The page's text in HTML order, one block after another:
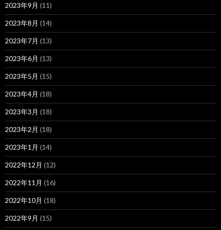
2023年9月 (11)
2023年8月 (14)
2023年7月 (13)
2023年6月 (13)
2023年5月 (15)
2023年4月 (18)
2023年3月 (18)
2023年2月 (18)
2023年1月 (14)
2022年12月 (12)
2022年11月 (16)
2022年10月 (18)
2022年9月 (15)